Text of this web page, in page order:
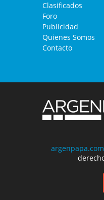
Clasificados
Foro
Publicidad
Quienes Somos
Contacto